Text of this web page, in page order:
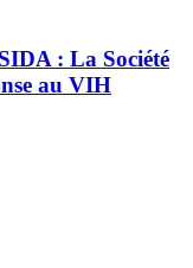
: La Société
au VIH